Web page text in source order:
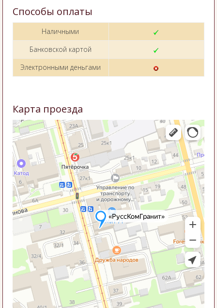
Способы оплаты
Наличными
Банковской картой
Электронными деньгами
Карта проезда